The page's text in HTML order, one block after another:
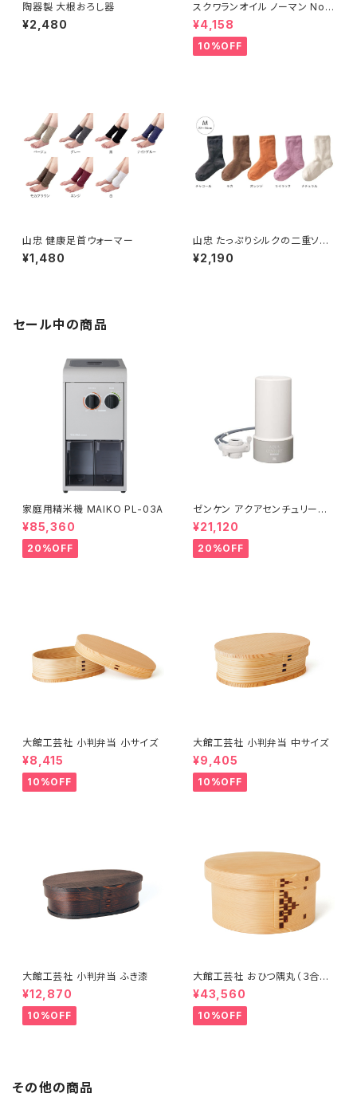
陶器製 大根おろし器
¥2,480
スクワランオイル ノーマン Nor
man
¥4,158
10%OFF
山忠 健康足首ウォーマー
¥1,480
山忠 たっぷりシルクの二重ソッ
クス M(22〜24cm)
¥2,190
セール中の商品
家庭用精米機 MAIKO PL-03A
¥85,360
20%OFF
ゼンケン アクアセンチュリース
マート MFH-S75
¥21,120
20%OFF
大館工芸社 小判弁当 小サイズ
¥8,415
10%OFF
大館工芸社 小判弁当 中サイズ
¥9,405
10%OFF
大館工芸社 小判弁当 ふき漆
¥12,870
10%OFF
大館工芸社 おひつ隅丸（３合
用）
¥43,560
10%OFF
その他の商品